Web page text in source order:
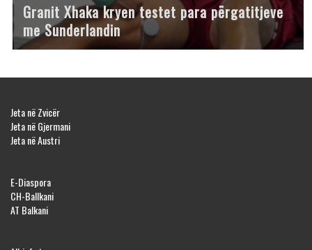
Granit Xhaka kryen testet para përgatitjeve
me Sunderlandin
Jeta në Zvicër
Jeta në Gjermani
Jeta në Austri
E-Diaspora
CH-Ballkani
AT Balkani